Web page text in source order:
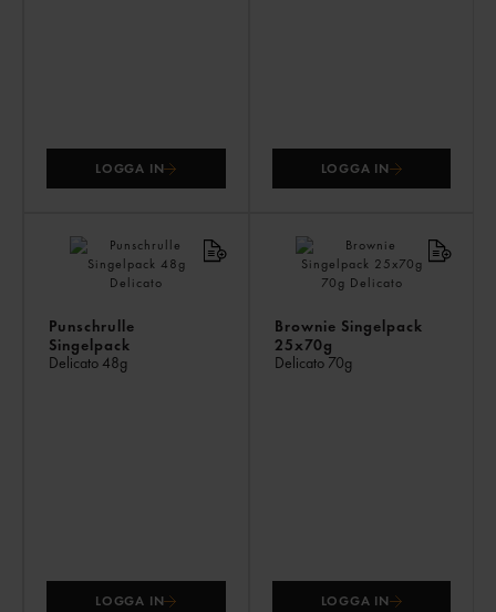
LOGGA IN LOGGA IN
Punschrulle
Singelpack
Delicato 48g
LOGGA IN
Brownie Singelpack
25x70g
Delicato 70g
LOGGA IN